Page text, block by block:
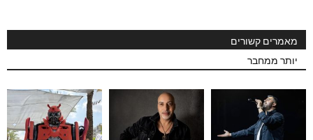
מאמרים קשורים
יותר ממחבר